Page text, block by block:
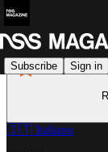
Subscribe Sign in
🇮🇹 Italiano